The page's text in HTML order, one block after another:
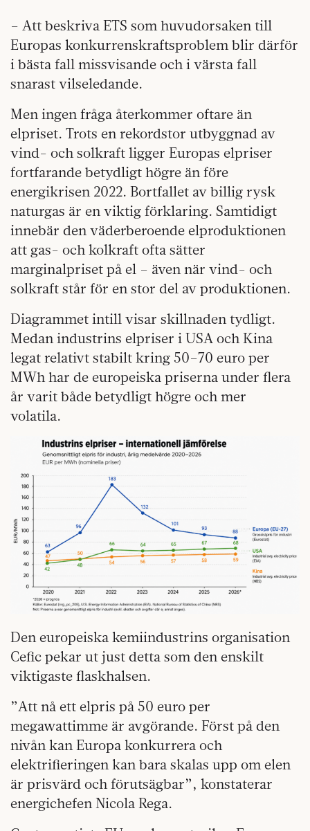
– Att beskriva ETS som huvudorsaken till
Europas konkurrenskraftsproblem blir därför
i bästa fall missvisande och i värsta fall
snarast vilseledande.
Men ingen fråga återkommer oftare än
elpriset. Trots en rekordstor utbyggnad av
vind- och solkraft ligger Europas elpriser
fortfarande betydligt högre än före
energikrisen 2022. Bortfallet av billig rysk
naturgas är en viktig förklaring. Samtidigt
innebär den väderberoende elproduktionen
att gas- och kolkraft ofta sätter
marginalpriset på el – även när vind- och
solkraft står för en stor del av produktionen.
Diagrammet intill visar skillnaden tydligt.
Medan industrins elpriser i USA och Kina
legat relativt stabilt kring 50–70 euro per
MWh har de europeiska priserna under flera
år varit både betydligt högre och mer
volatila.
Den europeiska kemiindustrins organisation
Cefic pekar ut just detta som den enskilt
viktigaste flaskhalsen.
”Att nå ett elpris på 50 euro per
megawattimme är avgörande. Först på den
nivån kan Europa konkurrera och
elektrifieringen kan bara skalas upp om elen
är prisvärd och förutsägbar”, konstaterar
energichefen Nicola Rega.